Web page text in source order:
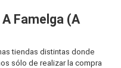
Famelga (A
tiendas distintas donde
sólo de realizar la compra